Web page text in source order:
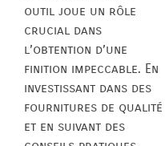
outil joue un rôle
crucial dans
l’obtention d’une
finition impeccable. En
investissant dans des
fournitures de qualité
et en suivant des